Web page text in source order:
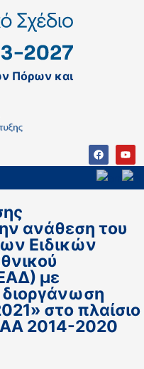
Πόρων και
ανάθεση του
Ειδικών
με
στο πλαίσιο
2014-2020